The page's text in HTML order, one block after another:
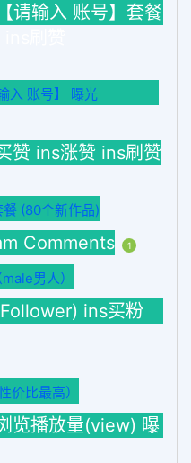
请输入 账号】套餐
入 账号】 曝光
赞 ins涨赞 ins刷赞
(80个新作品)
Comments 1
男人）
ins买粉
价比最高）
览播放量(view) 曝